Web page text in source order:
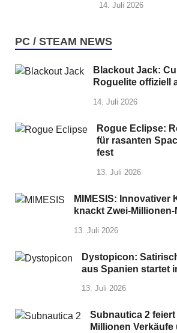
14. Juli 2026
PC / STEAM NEWS
Blackout Jack:
Roguelite offiziell
14. Juli 2026
Rogue Eclipse:
für rasanten
fest
13. Juli 2026
MIMESIS: Innovativer
knackt Zwei-Millionen-
13. Juli 2026
Dystopicon:
aus Spanien startet
13. Juli 2026
Subnautica 2
Millionen